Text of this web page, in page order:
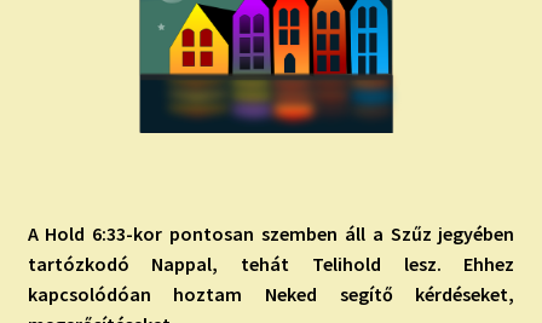
TAROT ELEMZÉS MEGRENDELÉSE LIMITÁLT!
AJÁNDÉKOKKAL!
A Hold 6:33-kor pontosan szemben áll a Szűz jegyében
tartózkodó Nappal, tehát Telihold lesz. Ehhez
kapcsolódóan hoztam Neked segítő kérdéseket,